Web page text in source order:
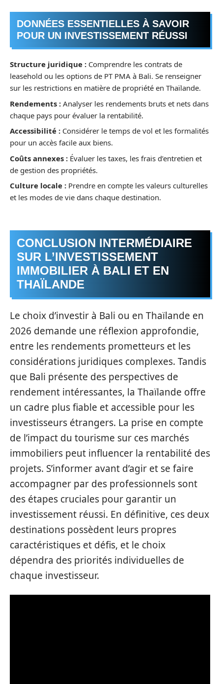
DONNÉES ESSENTIELLES À SAVOIR
POUR UN INVESTISSEMENT RÉUSSI
Structure juridique : Comprendre les contrats de
leasehold ou les options de PT PMA à Bali. Se renseigner
sur les restrictions en matière de propriété en Thaïlande.
Rendements : Analyser les rendements bruts et nets dans
chaque pays pour évaluer la rentabilité.
Accessibilité : Considérer le temps de vol et les formalités
pour un accès facile aux biens.
Coûts annexes : Évaluer les taxes, les frais d’entretien et
de gestion des propriétés.
Culture locale : Prendre en compte les valeurs culturelles
et les modes de vie dans chaque destination.
CONCLUSION INTERMÉDIAIRE
SUR L’INVESTISSEMENT
IMMOBILIER À BALI ET EN
THAÏLANDE
Le choix d’investir à Bali ou en Thaïlande en
2026 demande une réflexion approfondie,
entre les rendements prometteurs et les
considérations juridiques complexes. Tandis
que Bali présente des perspectives de
rendement intéressantes, la Thaïlande offre
un cadre plus fiable et accessible pour les
investisseurs étrangers. La prise en compte
de l’impact du tourisme sur ces marchés
immobiliers peut influencer la rentabilité des
projets. S’informer avant d’agir et se faire
accompagner par des professionnels sont
des étapes cruciales pour garantir un
investissement réussi. En définitive, ces deux
destinations possèdent leurs propres
caractéristiques et défis, et le choix
dépendra des priorités individuelles de
chaque investisseur.